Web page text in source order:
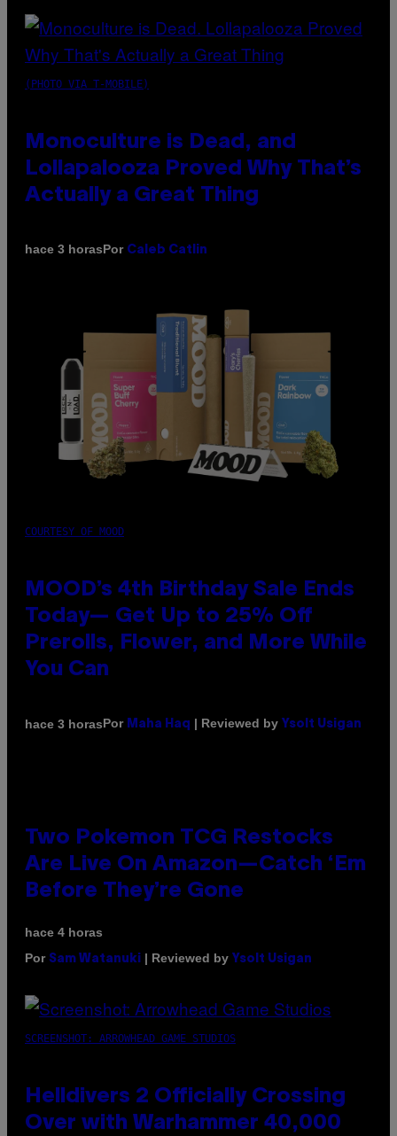
(PHOTO VIA T-MOBILE)
Monoculture is Dead, and
Lollapalooza Proved Why That’s
Actually a Great Thing
hace 3 horasPor Caleb Catlin
COURTESY OF MOOD
MOOD’s 4th Birthday Sale Ends
Today— Get Up to 25% Off
Prerolls, Flower, and More While
You Can
hace 3 horasPor Maha Haq | Reviewed by Ysolt Usigan
Two Pokemon TCG Restocks
Are Live On Amazon—Catch ‘Em
Before They’re Gone
hace 4 horas
Por Sam Watanuki | Reviewed by Ysolt Usigan
SCREENSHOT: ARROWHEAD GAME STUDIOS
Helldivers 2 Officially Crossing
Over with Warhammer 40,000